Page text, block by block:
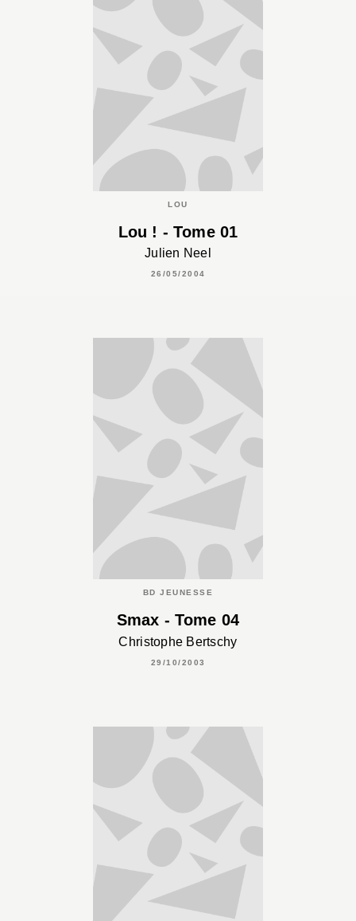
LOU
Lou ! - Tome 01
Julien Neel
26/05/2004
BD JEUNESSE
Smax - Tome 04
Christophe Bertschy
29/10/2003